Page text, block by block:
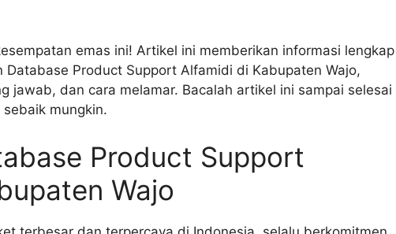
emas ini! Artikel ini memberikan informasi lengkap
Product Support Alfamidi di Kabupaten Wajo,
jawab, dan cara melamar. Bacalah artikel ini sampai selesai
mungkin.
Product Support
Wajo